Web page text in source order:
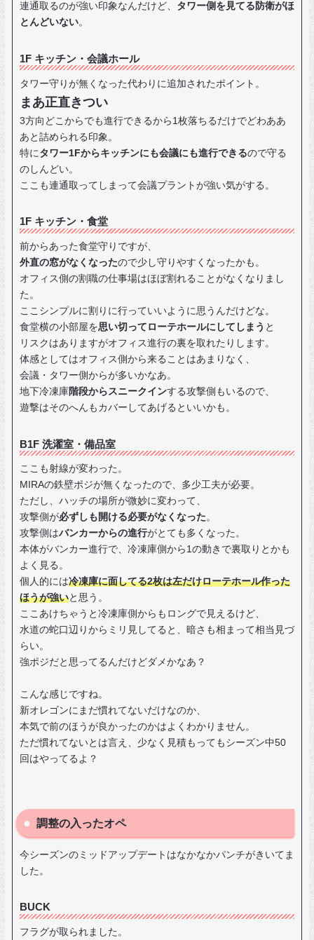
連通取るのが強い印象なんだけど、 タワー側を見てる防衛がほ
とんどいない。
1F キッチン・会議ホール
タワー守りが無くなった代わりに追加されたポイント。
まあ正直きつい
3方向どこからでも進行できるから1枚落ちるだけでどわああ
あと詰められる印象。
特に タワー1Fからキッチンにも会議にも進行できるので守る
のしんどい。
ここも連通取ってしまって会議プラントが強い気がする。
1F キッチン・食堂
前からあった食堂守りですが、
外直の窓がなくなったので少し守りやすくなったかも。
オフィス側の割職の仕事場はほぼ割れることがなくなりまし
た。
ここシンプルに割りに行っていいように思うんだけどな。
食堂横の小部屋を思い切ってローテホールにしてしまう と
リスクはありますがオフィス進行の裏を取れたりします。
体感としてはオフィス側から来ることはあまりなく、
会議・タワー側からが多いかなあ。
地下冷凍庫 階段からスニークインする攻撃側もいるので、
遊撃はそのへんもカバーしてあげるといいかも。
B1F 洗濯室・備品室
ここも射線が変わった。
MIRAの鉄壁ポジが無くなったので、多少工夫が必要。
ただし、ハッチの場所が微妙に変わって、
攻撃側が必ずしも開ける必要がなくなった。
攻撃側はバンカーからの進行がとても多くなった。
本体がバンカー進行で、冷凍庫側から1の動きで裏取りとかも
よく見る。
個人的には冷凍庫に面してる2枚は左だけローテホール作った
ほうが強いと思う。
ここあけちゃうと冷凍庫側からもロングで見えるけど、
水道の蛇口辺りからミリ見してると、暗さも相まって相当見づ
らい。
強ポジだと思ってるんだけどダメかなあ？
こんな感じですね。
新オレゴンにまだ慣れてないだけなのか、
本気で前のほうが良かったのかはよくわかりません。
ただ慣れてないとは言え、少なく見積もってもシーズン中50
回はやってるよ？
調整の入ったオペ
今シーズンのミッドアップデートはなかなかパンチがきいてま
した。
BUCK
フラグが取られました。